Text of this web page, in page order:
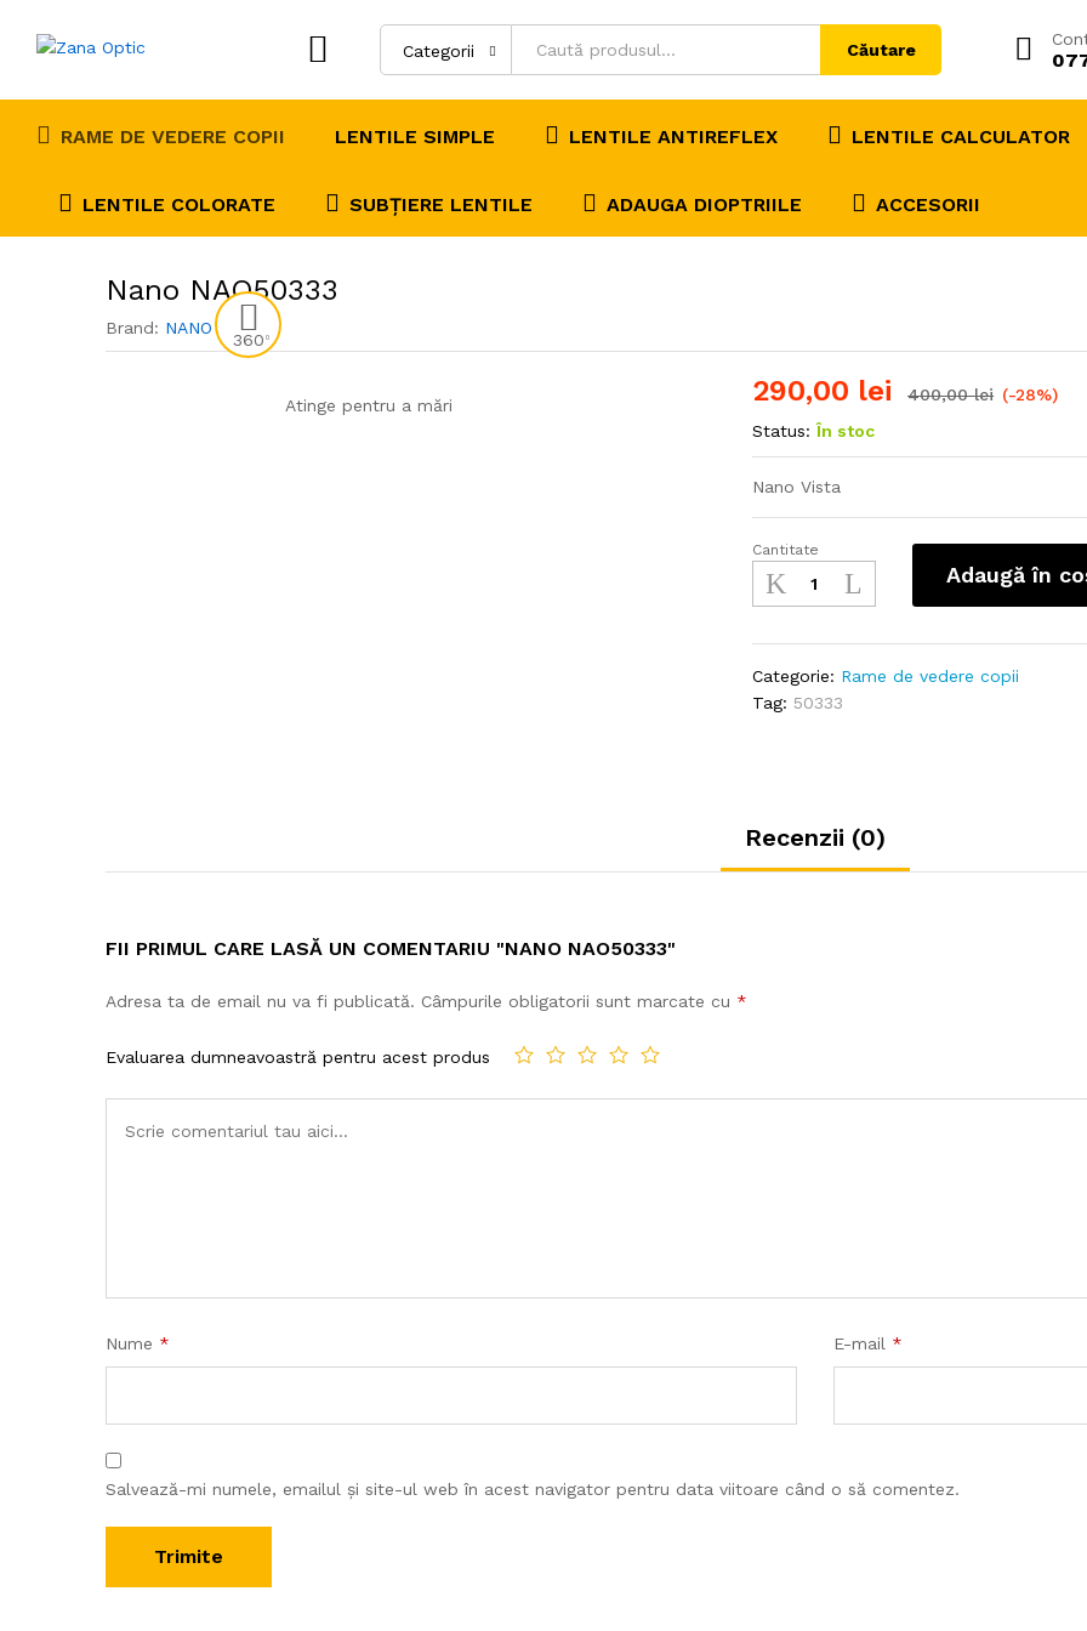
Categorii Căutare
RAME DE VEDERE COPII LENTILE SIMPLE LENTILE ANTIREFLEX LENTILE CALCULATOR
LENTILE COLORATE SUBȚIERE LENTILE ADAUGA DIOPTRIILE ACCESORII
Nano NAO50333
Brand: NANO VISTA
360 0
Atinge pentru a mări 290,00 lei 400,00lei (-28%)
Status: În stoc
Nano Vista
Nano
NAO50333
cantitate
Cantitate
Adaugă în
Categorie: Rame de vedere copii
Tag: 50333
Recenzii (0)
FII PRIMUL CARE LASĂ UN COMENTARIU "NANO NAO50333"
Adresa ta de email nu va fi publicată. Câmpurile obligatorii sunt marcate cu *
Evaluarea dumneavoastră pentru acest produs
Nume * E-mail *
Salvează-mi numele, emailul și site-ul web în acest navigator pentru data viitoare când o să comentez.